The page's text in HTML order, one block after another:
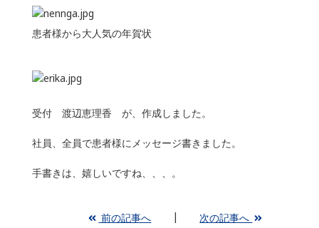
患者様から大人気の年賀状
受付 渡辺恵理香 が、作成しました。
社員、全員で患者様にメッセージ書きました。
手書きは、嬉しいですね、、、。
前の記事へ 次の記事へ